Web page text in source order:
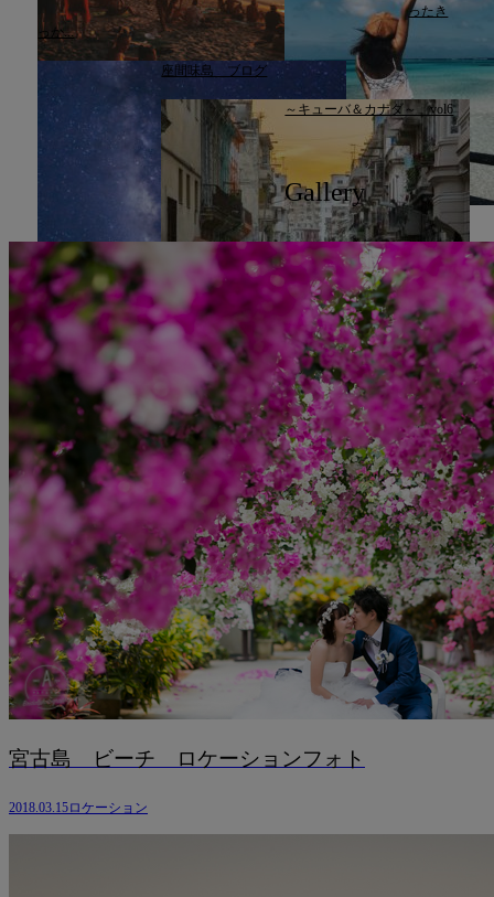
ったき
っか...
座間味島 ブログ
～キューバ＆カナダ～ vol6
Gallery
宮古島 ビーチ ロケーションフォト
2018.03.15ロケーション